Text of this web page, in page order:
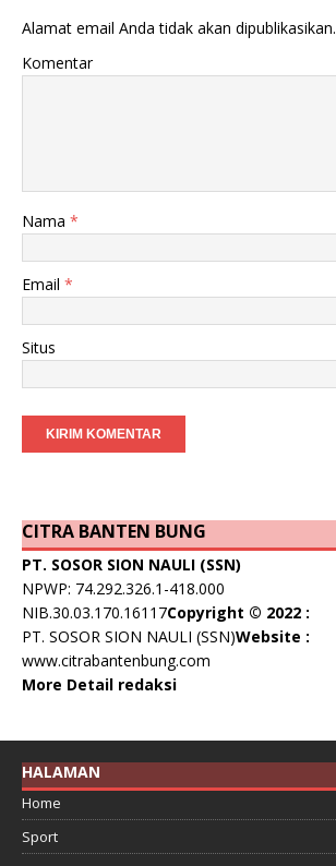
Alamat email Anda tidak akan dipublikasikan.
Komentar
Nama *
Email *
Situs
CITRA BANTEN BUNG
PT. SOSOR SION NAULI (SSN)
NPWP: 74.292.326.1-418.000
NIB.30.03.170.16117Copyright © 2022 :
PT. SOSOR SION NAULI (SSN)Website :
www.citrabantenbung.com
More Detail redaksi
HALAMAN
Home
Sport